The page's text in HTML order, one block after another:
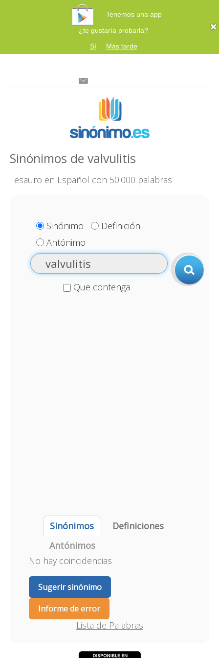
Tenemos una app
¿te gustaría probarla?
Sí
Más tarde
Sinónimos de valvulitis
Tesauro en Español con 50.000 palabras
Sinónimo
Definición
Antónimo
Que contenga
Sinónimos
Definiciones
Antónimos
No hay coincidencias
Sugerir sinónimo
Informe de error
Lista de Palabras